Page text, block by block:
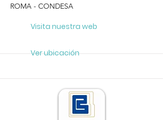
ROMA - CONDESA
Visita nuestra web
Ver ubicación